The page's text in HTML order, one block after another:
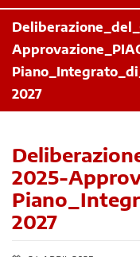
2027
2025-
2027